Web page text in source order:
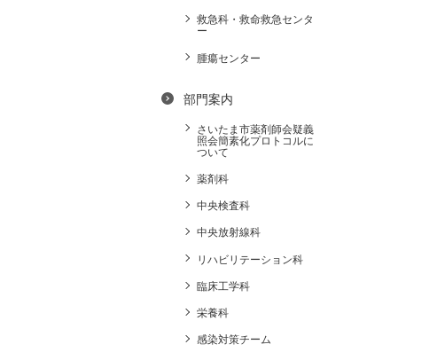
救急科・救命救急センタ
ー
腫瘍センター
部門案内
さいたま市薬剤師会疑義
照会簡素化プロトコルに
ついて
薬剤科
中央検査科
中央放射線科
リハビリテーション科
臨床工学科
栄養科
感染対策チーム